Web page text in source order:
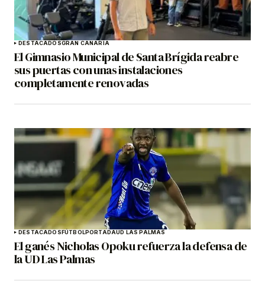
DESTACADOSGRAN CANARIA
El Gimnasio Municipal de Santa Brígida reabre
sus puertas con unas instalaciones
completamente renovadas
DESTACADOSFÚTBOLPORTADAUD LAS PALMAS
El ganés Nicholas Opoku refuerza la defensa de
la UD Las Palmas